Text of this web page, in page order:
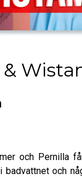
och Pernilla
och